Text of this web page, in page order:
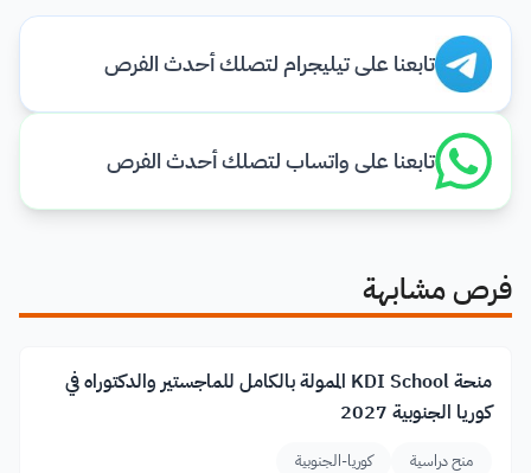
تابعنا على تيليجرام لتصلك أحدث الفرص
تابعنا على واتساب لتصلك أحدث الفرص
فرص مشابهة
منحة KDI School الممولة بالكامل للماجستير والدكتوراه في
كوريا الجنوبية 2027
منح دراسية كوريا-الجنوبية